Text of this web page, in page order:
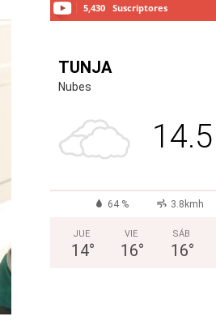
5,430 Suscriptores
TUNJA
Nubes
14.5
64 % 3.8kmh
JUE
14°
VIE
16°
SÁB
16°